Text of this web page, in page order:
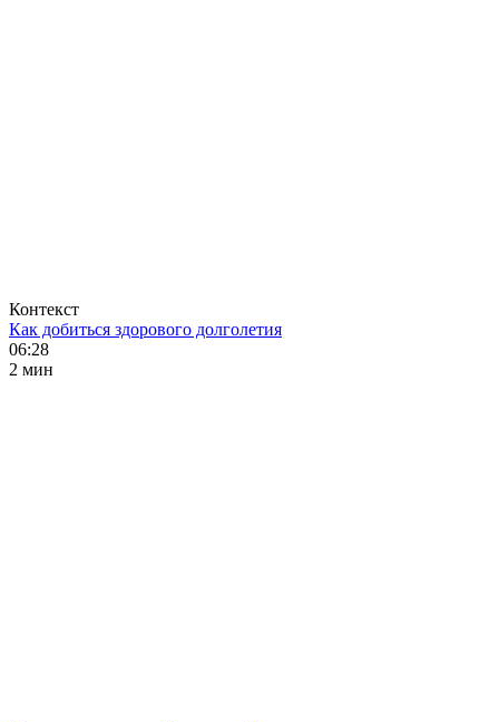
Контекст
Как добиться здорового долголетия
06:28
2 мин